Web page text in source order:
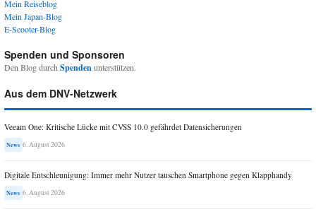
Mein Reiseblog
Mein Japan-Blog
E-Scooter-Blog
Spenden und Sponsoren
Den Blog durchSpendenunterstützen.
Aus dem DNV-Netzwerk
Veeam One: Kritische Lücke mit CVSS 10.0 gefährdet Datensicherungen
News 6. August 2026
Digitale Entschleunigung: Immer mehr Nutzer tauschen Smartphone gegen Klapphandy
News 6. August 2026